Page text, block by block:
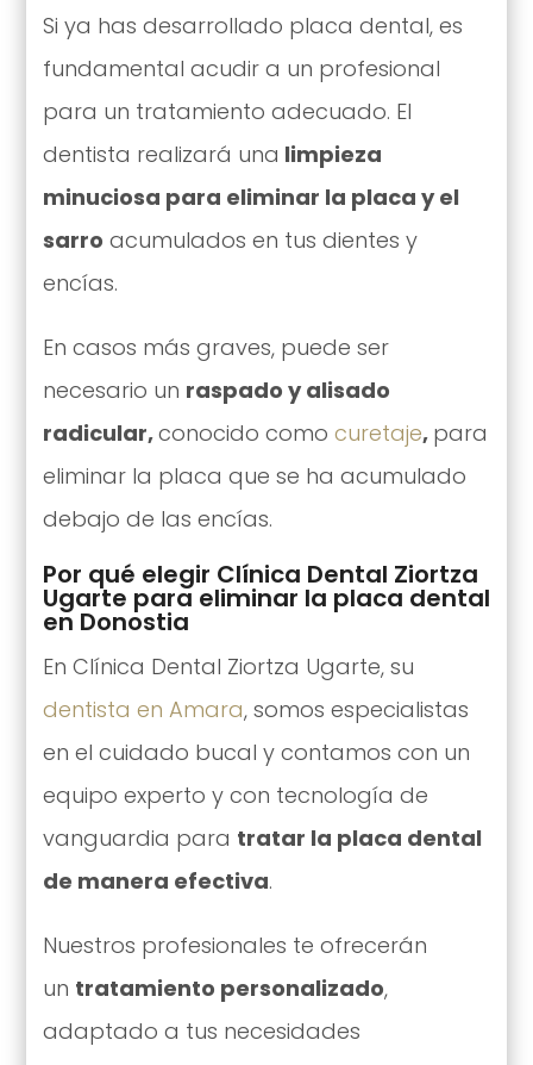
Si ya has desarrollado placa dental, es
fundamental acudir a un profesional
para un tratamiento adecuado. El
dentista realizará una limpieza
minuciosa para eliminar la placa y el
sarro acumulados en tus dientes y
encías.
En casos más graves, puede ser
necesario un raspado y alisado
radicular,conocido como curetaje, para
eliminar la placa que se ha acumulado
debajo de las encías.
Por qué elegir Clínica Dental Ziortza
Ugarte para eliminar la placa dental
en Donostia
En Clínica Dental Ziortza Ugarte, su
dentista en Amara, somos especialistas
en el cuidado bucal y contamos con un
equipo experto y con tecnología de
vanguardia para tratar la placa dental
de manera efectiva.
Nuestros profesionales te ofrecerán
un tratamiento personalizado,
adaptado a tus necesidades